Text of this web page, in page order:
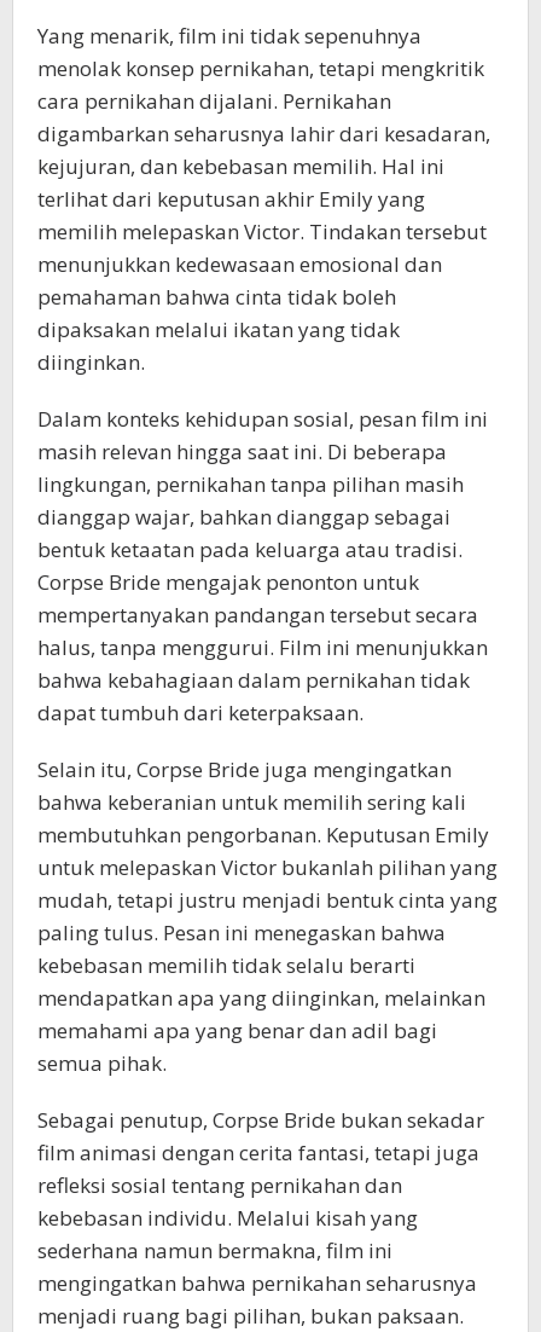
Yang menarik, film ini tidak sepenuhnya
menolak konsep pernikahan, tetapi mengkritik
cara pernikahan dijalani. Pernikahan
digambarkan seharusnya lahir dari kesadaran,
kejujuran, dan kebebasan memilih. Hal ini
terlihat dari keputusan akhir Emily yang
memilih melepaskan Victor. Tindakan tersebut
menunjukkan kedewasaan emosional dan
pemahaman bahwa cinta tidak boleh
dipaksakan melalui ikatan yang tidak
diinginkan.
Dalam konteks kehidupan sosial, pesan film ini
masih relevan hingga saat ini. Di beberapa
lingkungan, pernikahan tanpa pilihan masih
dianggap wajar, bahkan dianggap sebagai
bentuk ketaatan pada keluarga atau tradisi.
Corpse Bride mengajak penonton untuk
mempertanyakan pandangan tersebut secara
halus, tanpa menggurui. Film ini menunjukkan
bahwa kebahagiaan dalam pernikahan tidak
dapat tumbuh dari keterpaksaan.
Selain itu, Corpse Bride juga mengingatkan
bahwa keberanian untuk memilih sering kali
membutuhkan pengorbanan. Keputusan Emily
untuk melepaskan Victor bukanlah pilihan yang
mudah, tetapi justru menjadi bentuk cinta yang
paling tulus. Pesan ini menegaskan bahwa
kebebasan memilih tidak selalu berarti
mendapatkan apa yang diinginkan, melainkan
memahami apa yang benar dan adil bagi
semua pihak.
Sebagai penutup, Corpse Bride bukan sekadar
film animasi dengan cerita fantasi, tetapi juga
refleksi sosial tentang pernikahan dan
kebebasan individu. Melalui kisah yang
sederhana namun bermakna, film ini
mengingatkan bahwa pernikahan seharusnya
menjadi ruang bagi pilihan, bukan paksaan.